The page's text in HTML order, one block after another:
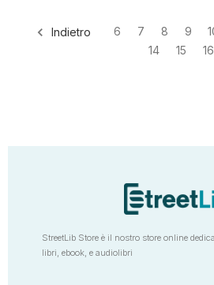
Indietro 6 7 8 9
14
15 16
StreetLib Store è il nostro store online
libri, ebook, e audiolibri